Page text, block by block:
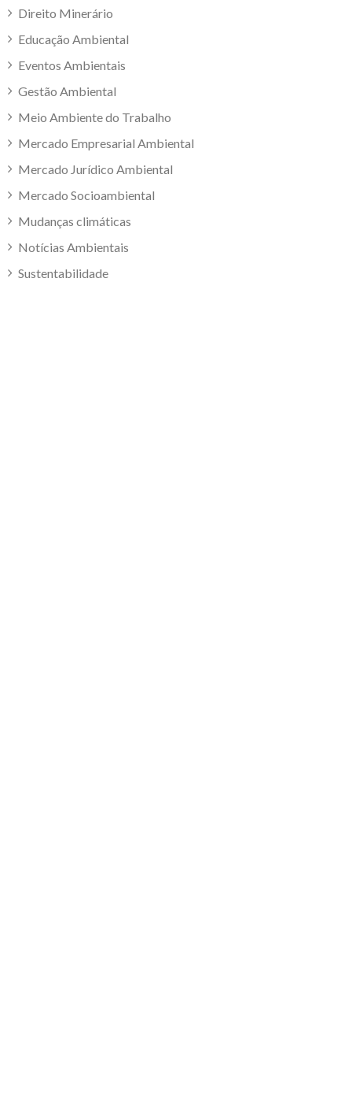
Direito Minerário
Educação Ambiental
Eventos Ambientais
Gestão Ambiental
Meio Ambiente do Trabalho
Mercado Empresarial Ambiental
Mercado Jurídico Ambiental
Mercado Socioambiental
Mudanças climáticas
Notícias Ambientais
Sustentabilidade